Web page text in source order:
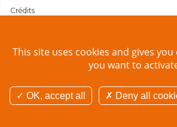
Crédits
© Eliance-formation 2026 - Tous droits réservés -
Versio
This site uses cookies and gives
you want to
OK, accept all Deny all